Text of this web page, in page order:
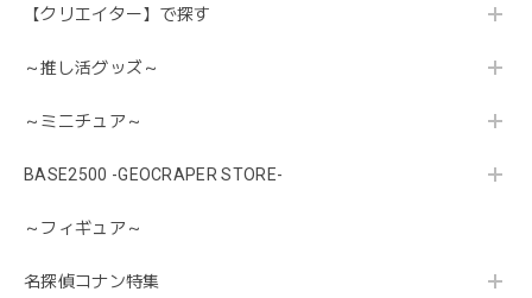
【クリエイター】で探す
～推し活グッズ～
～ミニチュア～
BASE2500 -GEOCRAPER STORE-
～フィギュア～
名探偵コナン特集